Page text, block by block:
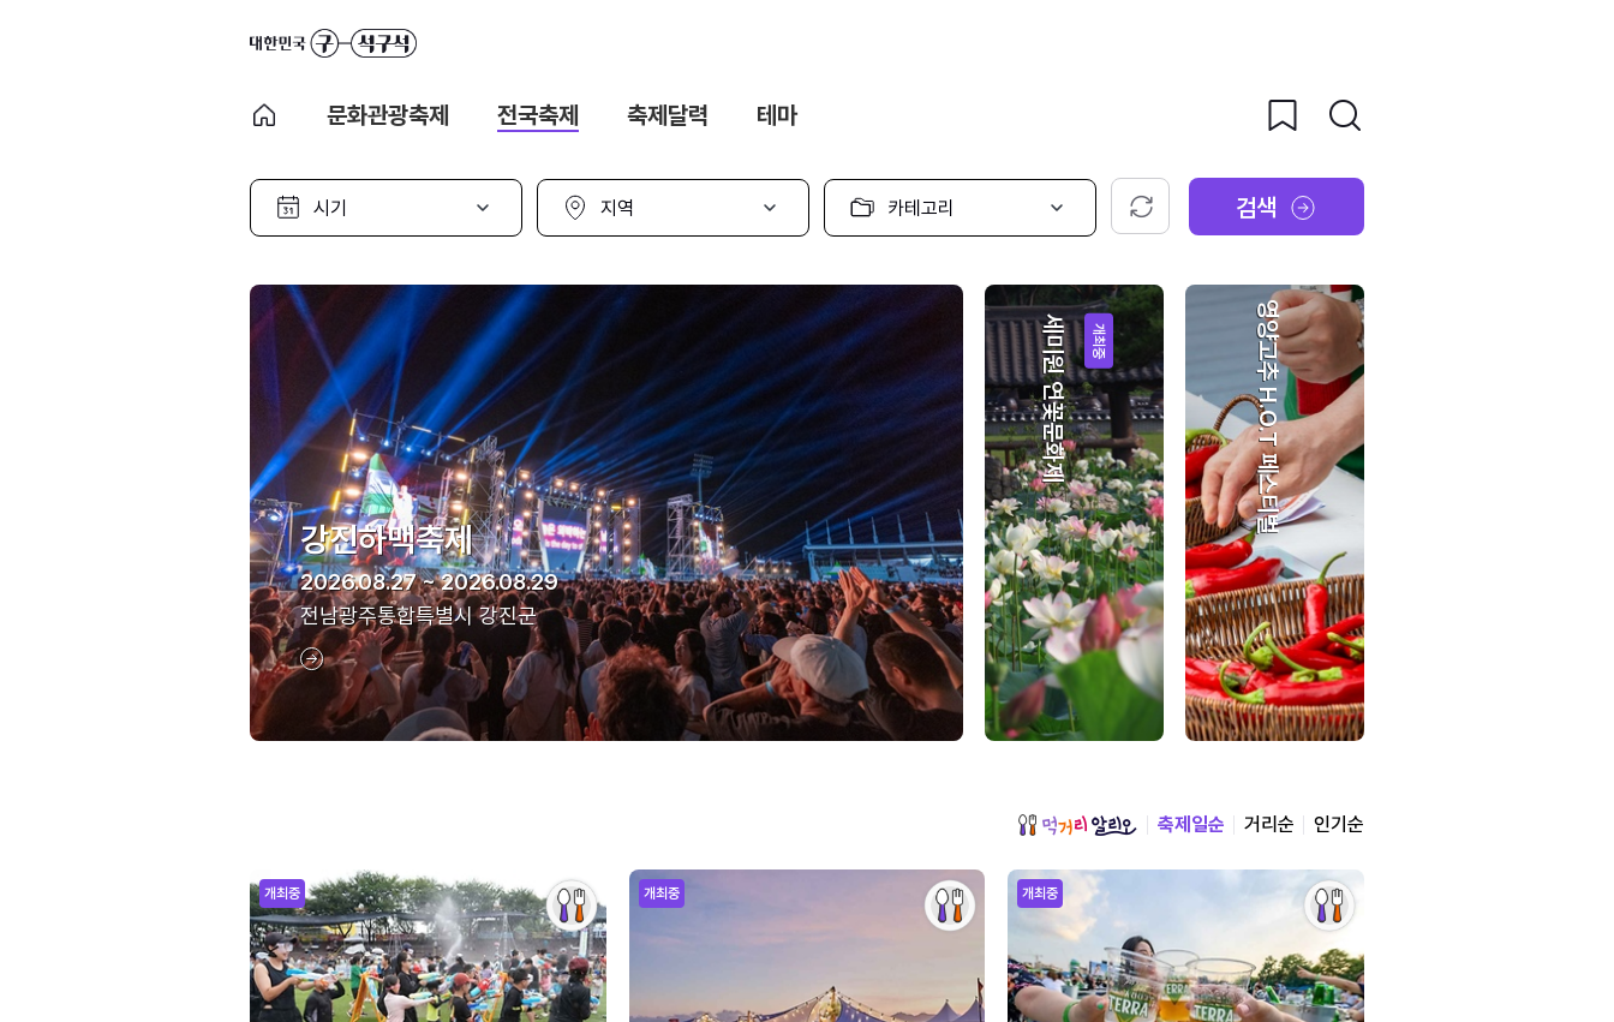
문화관광축제 전국축제 축제달력 테마
시
선
지
선
카
고
선
택
초기화 검색
강진하맥축제
2026.08.27 ~ 2026.08.29
전남광주통합특별시 강진군
개최중
세미원 연꽃문화제 영양고추 H.O.T 페스티벌
축제일순 거리순 인기순
개최중 개최중 개최중